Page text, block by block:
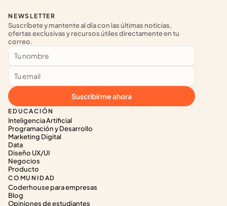
EDUCACIÓN
Inteligencia Artificial
Programación y Desarrollo
Marketing Digital
Data
Diseño UX/UI
Negocios
Producto
COMUNIDAD
Coderhouse para empresas
Blog
Opiniones de estudiantes
NEWSLETTER
Suscríbete y mantente al día con las últimas noticias,
ofertas exclusivas y recursos útiles directamente en tu
correo.
Suscribirme ahora